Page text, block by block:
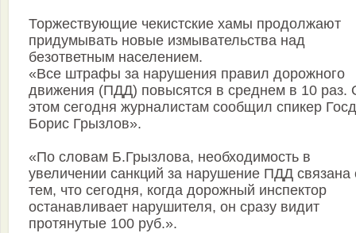
Торжествующие чекистские хамы продолжают
придумывать новые измывательства над
безответным населением.
«Все штрафы за нарушения правил дорожного
движения (ПДД) повысятся в среднем в 10 раз.
этом сегодня журналистам сообщил спикер
Борис Грызлов».
«По словам Б.Грызлова, необходимость в
увеличении санкций за нарушение ПДД связана
тем, что сегодня, когда дорожный инспектор
останавливает нарушителя, он сразу видит
протянутые 100 руб.».